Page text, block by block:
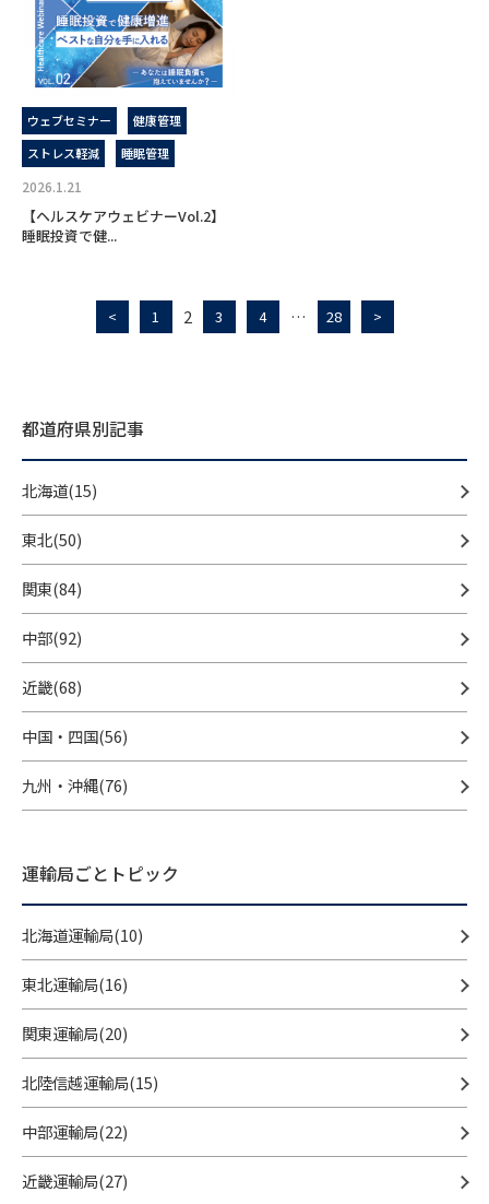
ウェブセミナー
健康管理
ストレス軽減
睡眠管理
2026.1.21
【ヘルスケアウェビナーVol.2】
睡眠投資で健...
< 1 2 3 4 … 28 >
都道府県別記事
北海道(15)
東北(50)
関東(84)
中部(92)
近畿(68)
中国・四国(56)
九州・沖縄(76)
運輸局ごとトピック
北海道運輸局(10)
東北運輸局(16)
関東運輸局(20)
北陸信越運輸局(15)
中部運輸局(22)
近畿運輸局(27)